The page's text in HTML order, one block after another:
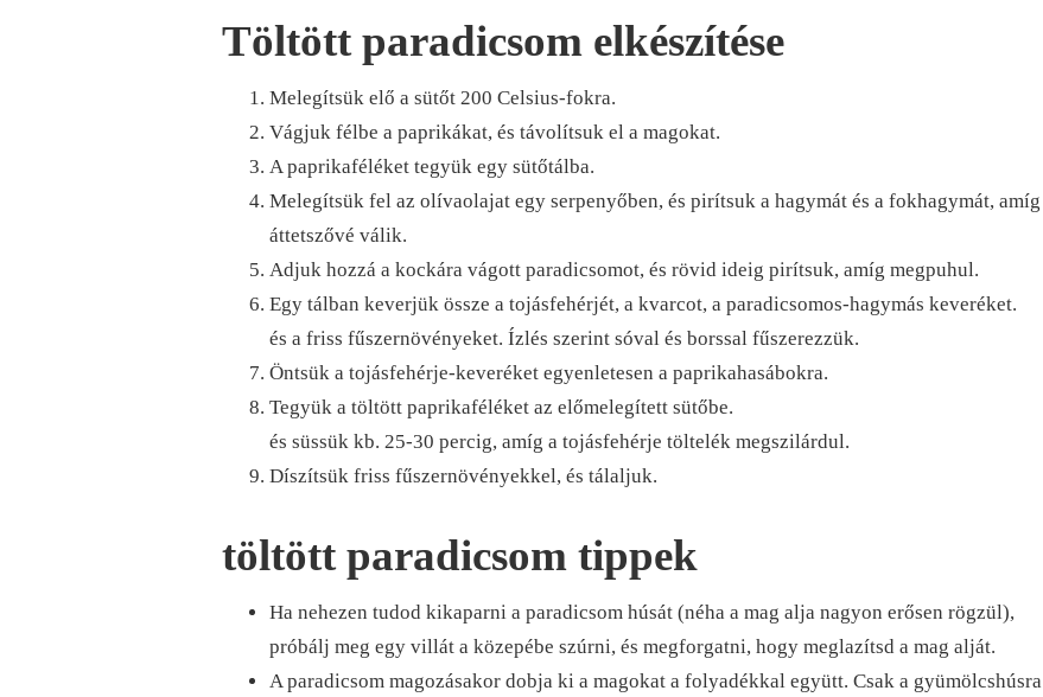
Töltött paradicsom elkészítése
Melegítsük elő a sütőt 200 Celsius-fokra.
Vágjuk félbe a paprikákat, és távolítsuk el a magokat.
A paprikaféléket tegyük egy sütőtálba.
Melegítsük fel az olívaolajat egy serpenyőben, és pirítsuk a hagymát és a fokhagymát, amíg
áttetszővé válik.
Adjuk hozzá a kockára vágott paradicsomot, és rövid ideig pirítsuk, amíg megpuhul.
Egy tálban keverjük össze a tojásfehérjét, a kvarcot, a paradicsomos-hagymás keveréket.
és a friss fűszernövényeket. Ízlés szerint sóval és borssal fűszerezzük.
Öntsük a tojásfehérje-keveréket egyenletesen a paprikahasábokra.
Tegyük a töltött paprikaféléket az előmelegített sütőbe.
és süssük kb. 25-30 percig, amíg a tojásfehérje töltelék megszilárdul.
Díszítsük friss fűszernövényekkel, és tálaljuk.
töltött paradicsom tippek
Ha nehezen tudod kikaparni a paradicsom húsát (néha a mag alja nagyon erősen rögzül),
próbálj meg egy villát a közepébe szúrni, és megforgatni, hogy meglazítsd a mag alját.
A paradicsom magozásakor dobja ki a magokat a folyadékkal együtt. Csak a gyümölcshúsra